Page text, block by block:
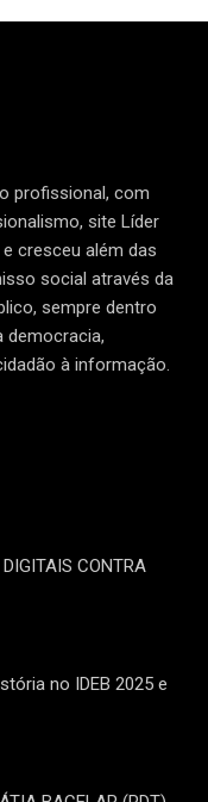
profissional, com
site Líder
cresceu além das
social através da
sempre dentro
democracia,
à informação.
CONTRA
no IDEB 2025 e